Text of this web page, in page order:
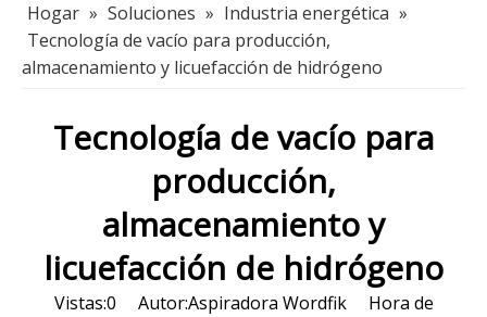
Hogar » Soluciones » Industria energética »
Tecnología de vacío para producción,
almacenamiento y licuefacción de hidrógeno
Tecnología de vacío para
producción,
almacenamiento y
licuefacción de hidrógeno
Vistas:0 Autor:Aspiradora Wordfik Hora de